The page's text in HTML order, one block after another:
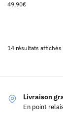
49,90€
14 résultats affichés
Livraison
En point